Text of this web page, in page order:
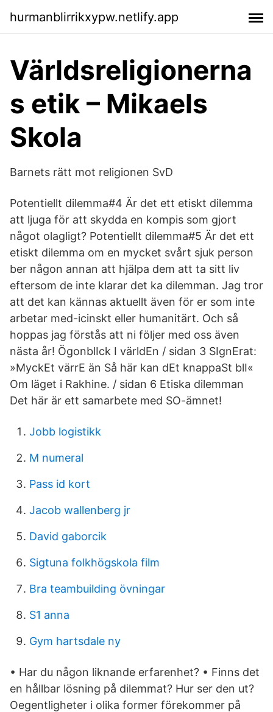
hurmanblirrikxypw.netlify.app
Världsreligionerna
s etik – Mikaels
Skola
Barnets rätt mot religionen SvD
Potentiellt dilemma#4 Är det ett etiskt dilemma
att ljuga för att skydda en kompis som gjort
något olagligt? Potentiellt dilemma#5 Är det ett
etiskt dilemma om en mycket svårt sjuk person
ber någon annan att hjälpa dem att ta sitt liv
eftersom de inte klarar det ka dilemman. Jag tror
att det kan kännas aktuellt även för er som inte
arbetar med-icinskt eller humanitärt. Och så
hoppas jag förstås att ni följer med oss även
nästa år! ÖgonblIck I världEn / sidan 3 SIgnErat:
»MyckEt värrE än Så här kan dEt knappaSt blI«
Om läget i Rakhine. / sidan 6 Etiska dilemman
Det här är ett samarbete med SO-ämnet!
Jobb logistikk
M numeral
Pass id kort
Jacob wallenberg jr
David gaborcik
Sigtuna folkhögskola film
Bra teambuilding övningar
S1 anna
Gym hartsdale ny
• Har du någon liknande erfarenhet? • Finns det
en hållbar lösning på dilemmat? Hur ser den ut?
Oegentligheter i olika former förekommer på